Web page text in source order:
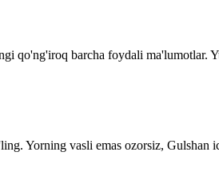
qo'ng'iroq barcha foydali ma'lumotlar.
Yorning vasli emas ozorsiz,